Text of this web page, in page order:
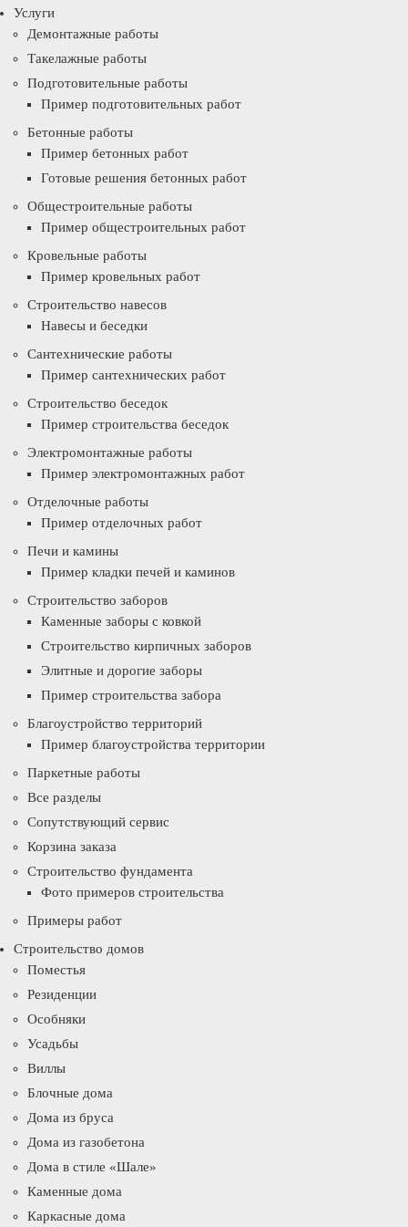
Услуги
Демонтажные работы
Такелажные работы
Подготовительные работы
Пример подготовительных работ
Бетонные работы
Пример бетонных работ
Готовые решения бетонных работ
Общестроительные работы
Пример общестроительных работ
Кровельные работы
Пример кровельных работ
Строительство навесов
Навесы и беседки
Сантехнические работы
Пример сантехнических работ
Строительство беседок
Пример строительства беседок
Электромонтажные работы
Пример электромонтажных работ
Отделочные работы
Пример отделочных работ
Печи и камины
Пример кладки печей и каминов
Строительство заборов
Каменные заборы с ковкой
Строительство кирпичных заборов
Элитные и дорогие заборы
Пример строительства забора
Благоустройство территорий
Пример благоустройства территории
Паркетные работы
Все разделы
Сопутствующий сервис
Корзина заказа
Строительство фундамента
Фото примеров строительства
Примеры работ
Строительство домов
Поместья
Резиденции
Особняки
Усадьбы
Виллы
Блочные дома
Дома из бруса
Дома из газобетона
Дома в стиле «Шале»
Каменные дома
Каркасные дома